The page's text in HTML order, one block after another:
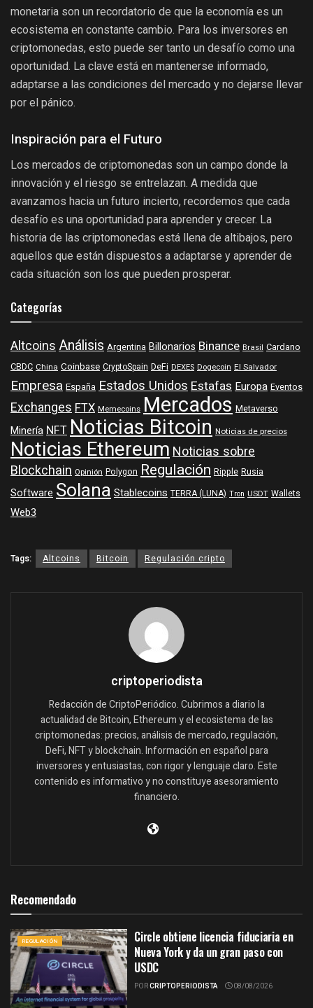
monetaria son un recordatorio de que la economía es un
ecosistema en constante cambio. Para los inversores en
criptomonedas, esto puede ser tanto un desafío como una
oportunidad. La clave está en mantenerse informado,
adaptarse a las condiciones del mercado y no dejarse llevar
por el pánico.
Inspiración para el Futuro
Los mercados de criptomonedas son un campo donde la
innovación y el riesgo se entrelazan. A medida que
avanzamos hacia un futuro incierto, recordemos que cada
desafío es una oportunidad para aprender y crecer. La
historia de las criptomonedas está llena de altibajos, pero
aquellos que están dispuestos a adaptarse y aprender de
cada situación son los que pueden prosperar.
Categorías
Altcoins Análisis Argentina Billonarios Binance Brasil Cardano
CBDC China Coinbase CryptoSpain DeFi DEXES Dogecoin El Salvador
Empresa España Estados Unidos Estafas Europa Eventos
Exchanges FTX Memecoins Mercados Metaverso
Minería NFTNoticias Bitcoin Noticias de precios
Noticias EthereumNoticias sobre
Blockchain Opinión Polygon Regulación Ripple Rusia
Software Solana Stablecoins TERRA (LUNA) Tron USDT Wallets
Web3
Tags: Altcoins Bitcoin Regulación cripto
criptoperiodista
Redacción de CriptoPeriódico. Cubrimos a diario la
actualidad de Bitcoin, Ethereum y el ecosistema de las
criptomonedas: precios, análisis de mercado, regulación,
DeFi, NFT y blockchain. Información en español para
inversores y entusiastas, con rigor y lenguaje claro. Este
contenido es informativo y no constituye asesoramiento
financiero.
Recomendado
REGULACIÓN
Circle obtiene licencia fiduciaria en
Nueva York y da un gran paso con
USDC
PORCRIPTOPERIODISTA 08/08/2026